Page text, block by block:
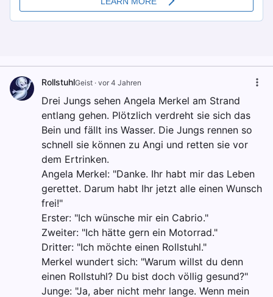
RollstuhlGeist · vor 4 Jahren
Drei Jungs sehen Angela Merkel am Strand
entlang gehen. Plötzlich verdreht sie sich das
Bein und fällt ins Wasser. Die Jungs rennen so
schnell sie können zu Angi und retten sie vor
dem Ertrinken.
Angela Merkel: "Danke. Ihr habt mir das Leben
gerettet. Darum habt Ihr jetzt alle einen Wunsch
frei!"
Erster: "Ich wünsche mir ein Cabrio."
Zweiter: "Ich hätte gern ein Motorrad."
Dritter: "Ich möchte einen Rollstuhl."
Merkel wundert sich: "Warum willst du denn
einen Rollstuhl? Du bist doch völlig gesund?"
Junge: "Ja, aber nicht mehr lange. Wenn mein